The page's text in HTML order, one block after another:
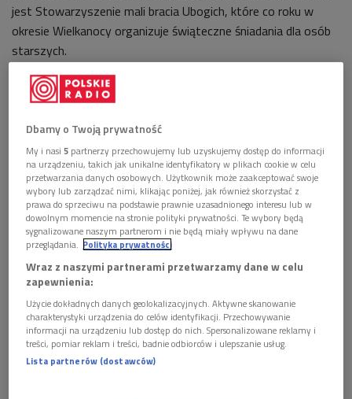
jest Stowarzyszenie mali bracia Ubogich, które co roku w
okresie Wielkanocy organizuje świąteczne śniadania dla osób
starszych.
>>>Posłuchaj rozmowy z Pauliną Łatacz
Czas, który łączy
Spotkania pokazują, że choć uczestników dzieli, czasami
znacząca, różnica wieku, to łączy ich potrzeba bliskości i
wspólnoty. Seniorzy, będący skarbnicą wiedzy o dawnych
zwyczajach i tradycjach, mają okazję podzielić się swoimi
wspomnieniami z młodszymi wolontariuszami. Z kolei młode
osoby wnoszą energię i otwartość na rozmowę. To
wyjątkowe połączenie pozwala obu stronom czerpać z
doświadczenia coś niezwykle wartościowego -mówiła w
"Poranku Dwójki"Paulina Łatacz ze Stowarzyszenia mali
bracia Ubogich.
Dbamy o Twoją prywatność
My i nasi5 partnerzy przechowujemy lub uzyskujemy dostęp do informacji
na urządzeniu, takich jak unikalne identyfikatory w plikach cookie w celu
przetwarzania danych osobowych. Użytkownik może zaakceptować swoje
wybory lub zarządzać nimi, klikając poniżej, jak również skorzystać z
prawa do sprzeciwu na podstawie prawnie uzasadnionego interesu lub w
dowolnym momencie na stronie polityki prywatności. Te wybory będą
sygnalizowane naszym partnerom i nie będą miały wpływu na dane
przeglądania. Polityka prywatności
Wraz z naszymi partnerami przetwarzamy dane w celu
zapewnienia:
Użycie dokładnych danych geolokalizacyjnych. Aktywne skanowanie
charakterystyki urządzenia do celów identyfikacji. Przechowywanie
informacji na urządzeniu lub dostęp do nich. Spersonalizowane reklamy i
treści, pomiar reklam i treści, badnie odbiorców i ulepszanie usług.
Lista partnerów (dostawców)